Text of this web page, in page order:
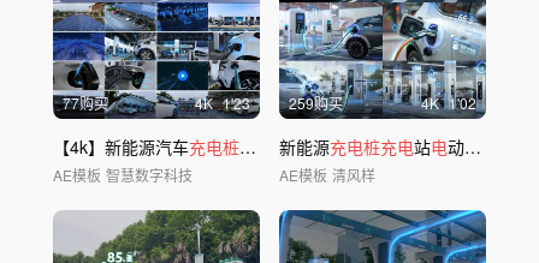
77购买 4K 1'23
【4k】新能源汽车充电桩充电
AE模板 智慧数字科技
259购买 4K 1'02
新能源充电桩充电站电动汽车AE
AE模板 清风样